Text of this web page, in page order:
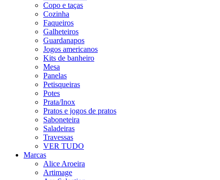
Copo e taças
Cozinha
Faqueiros
Galheteiros
Guardanapos
Jogos americanos
Kits de banheiro
Mesa
Panelas
Petisqueiras
Potes
Prata/Inox
Pratos e jogos de pratos
Saboneteira
Saladeiras
Travessas
VER TUDO
Marcas
Alice Aroeira
Artimage